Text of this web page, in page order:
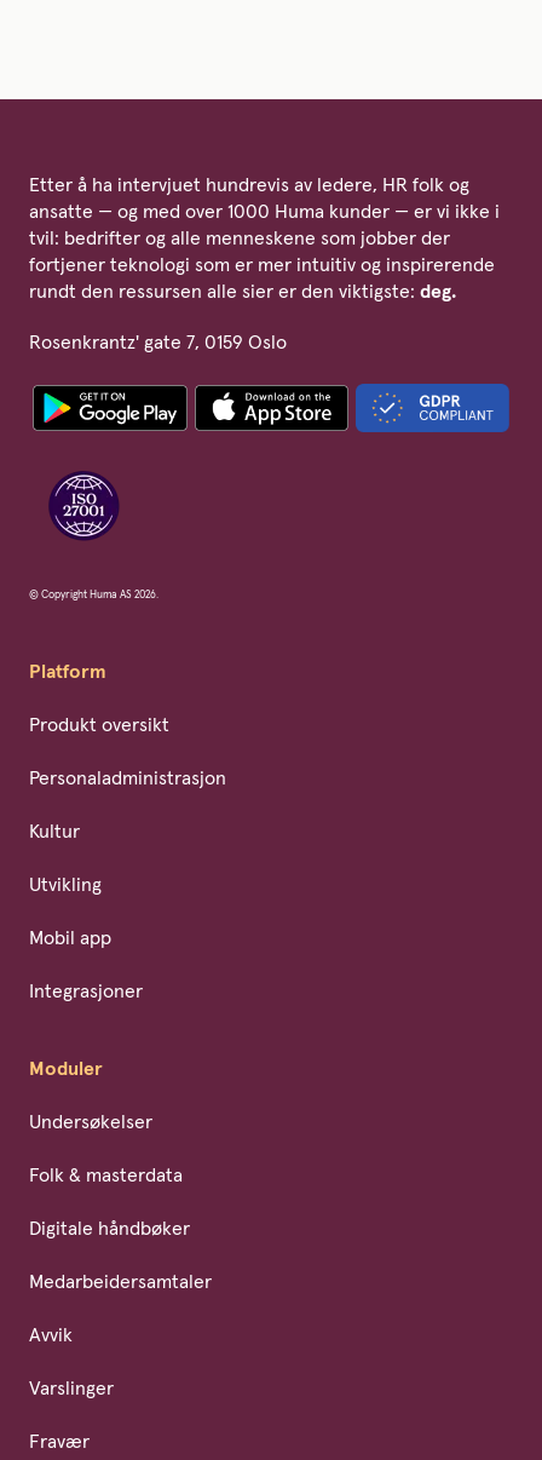
Etter å ha intervjuet hundrevis av ledere, HR folk og
ansatte — og med over 1000 Huma kunder — er vi ikke i
tvil: bedrifter og alle menneskene som jobber der
fortjener teknologi som er mer intuitiv og inspirerende
rundt den ressursen alle sier er den viktigste: deg.
Rosenkrantz' gate 7, 0159 Oslo
© Copyright Huma AS 2026.
Platform
Produkt oversikt
Personaladministrasjon
Kultur
Utvikling
Mobil app
Integrasjoner
Moduler
Undersøkelser
Folk & masterdata
Digitale håndbøker
Medarbeidersamtaler
Avvik
Varslinger
Fravær